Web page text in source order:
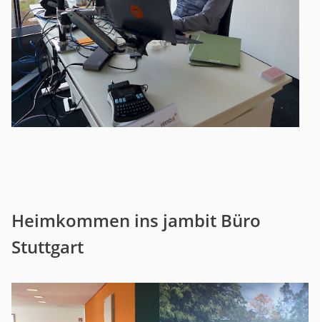
Heimkommen ins jambit Büro
Stuttgart